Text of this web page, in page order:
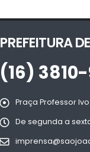
PREFEITURA
(16)
Praça Professor
De segunda a